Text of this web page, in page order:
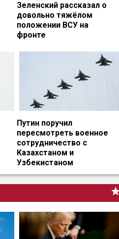
Зеленский рассказал о
довольно тяжёлом
положении ВСУ на
фронте
Путин поручил
пересмотреть военное
сотрудничество с
Казахстаном и
Узбекистаном